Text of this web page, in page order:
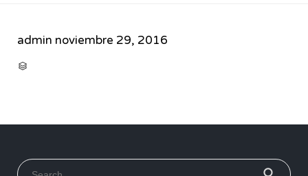
admin noviembre 29, 2016

Search for: